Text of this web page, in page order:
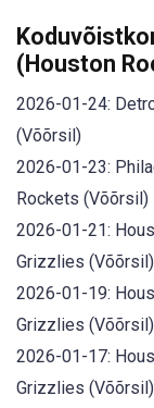
(Houston
2026-01-24:
(Võõrsil)
2026-01-23:
Rockets (Võõrsil)
2026-01-21:
Grizzlies (Võõrsil)
2026-01-19:
Grizzlies (Võõrsil)
2026-01-17:
Grizzlies (Võõrsil)